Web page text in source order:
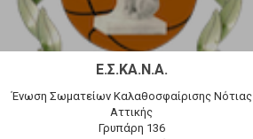
Ε.Σ.ΚΑ.Ν.Α.
Ένωση Σωματείων Καλαθοσφαίρισης Νότιας
Αττικής
Γρυπάρη 136